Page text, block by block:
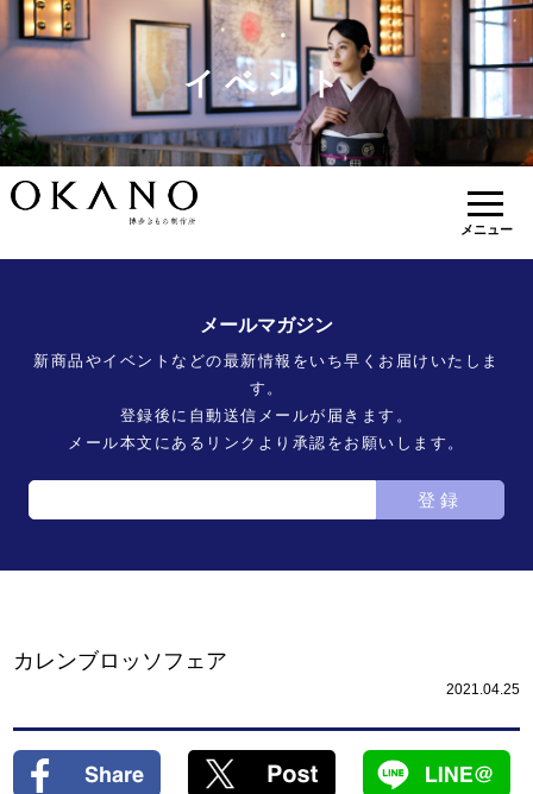
イベント
メニュー
メールマガジン
新商品やイベントなどの最新情報をいち早くお届けいたしま
す。
登録後に自動送信メールが届きます。
メール本文にあるリンクより承認をお願いします。
登録
カレンブロッソフェア
2021.04.25